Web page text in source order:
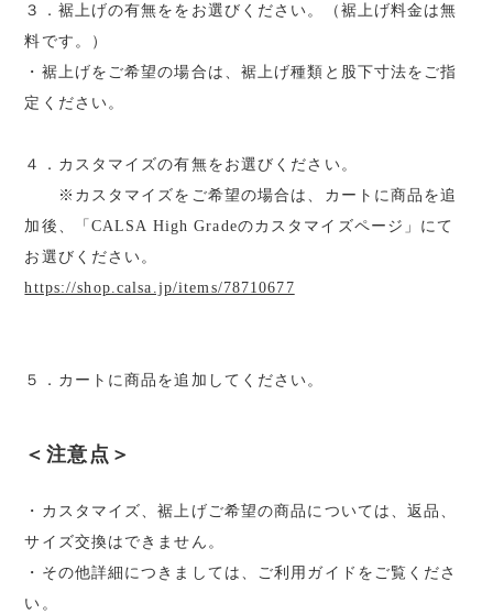
３．裾上げの有無ををお選びください。（裾上げ料金は無
料です。）
・裾上げをご希望の場合は、裾上げ種類と股下寸法をご指
定ください。
４．カスタマイズの有無をお選びください。
※カスタマイズをご希望の場合は、カートに商品を追
加後、「CALSA High Gradeのカスタマイズページ」にて
お選びください。
https://shop.calsa.jp/items/78710677
５．カートに商品を追加してください。
＜注意点＞
・カスタマイズ、裾上げご希望の商品については、返品、
サイズ交換はできません。
・その他詳細につきましては、ご利用ガイドをご覧くださ
い。